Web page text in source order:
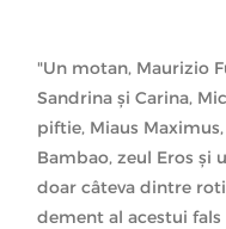
"Un motan, Maurizio
Sandrina și Carina,
piftie, Miaus
Bambao, zeul Eros și
doar câteva dintre
dement al acestui